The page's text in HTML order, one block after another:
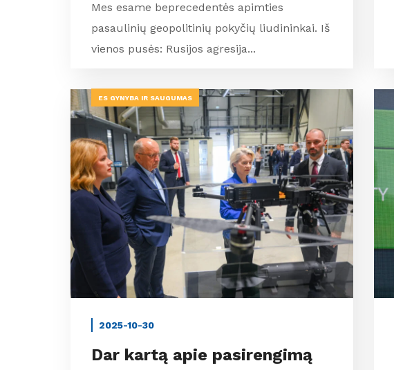
Mes esame beprecedentės apimties
pasaulinių geopolitinių pokyčių liudininkai. Iš
vienos pusės: Rusijos agresija...
ES GYNYBA IR SAUGUMAS
2025-10-30
Dar kartą apie pasirengimą